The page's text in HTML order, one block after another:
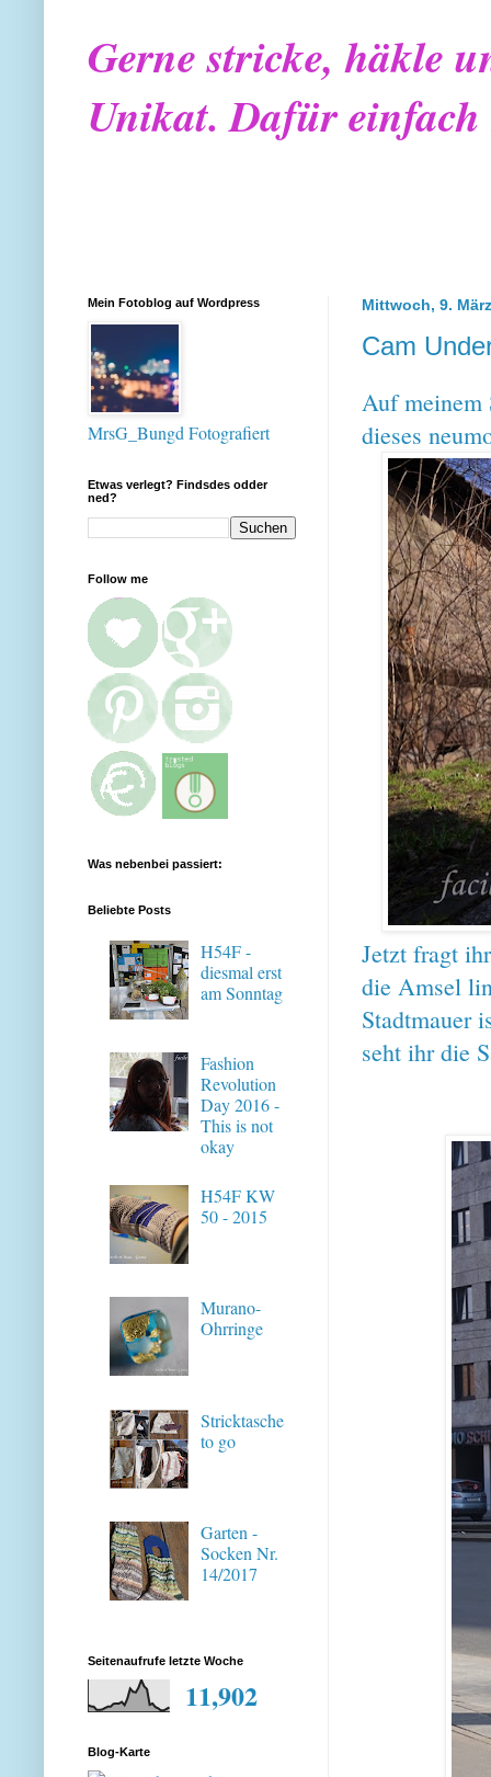
Gerne stricke, häkle
Unikat. Dafür
Mittwoch, 9.
Cam
Auf meinem
dieses
Jetzt fragt
die Amsel
Stadtmauer
seht ihr die
Mein Fotoblog auf Wordpress
MrsG_Bungd Fotografiert
Etwas verlegt? Findsdes odder
ned?
Follow me
Was nebenbei passiert:
Beliebte Posts
H54F -
diesmal erst
am Sonntag
Fashion
Revolution
Day 2016 -
This is not
okay
H54F KW
50 - 2015
Murano-
Ohrringe
Stricktasche
to go
Garten -
Socken Nr.
14/2017
Seitenaufrufe letzte Woche
11,902
Blog-Karte